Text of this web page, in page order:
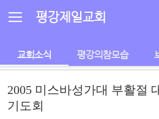
평강제일교회
교회소식 평강의참모습
2005 미스바성가대 부활절
기도회